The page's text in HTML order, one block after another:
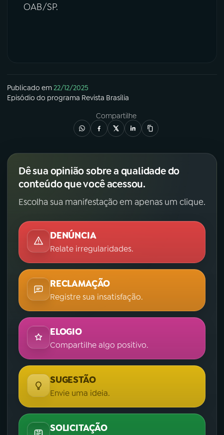
OAB/SP.
Publicado em22/12/2025
Episódio do programa Revista Brasília
Compartilhe
Dê sua opinião sobre a qualidade do
conteúdo que você acessou.
Escolha sua manifestação em apenas um clique.
DENÚNCIA
Relate irregularidades.
RECLAMAÇÃO
Registre sua insatisfação.
ELOGIO
Compartilhe algo positivo.
SUGESTÃO
Envie uma ideia.
SOLICITAÇÃO